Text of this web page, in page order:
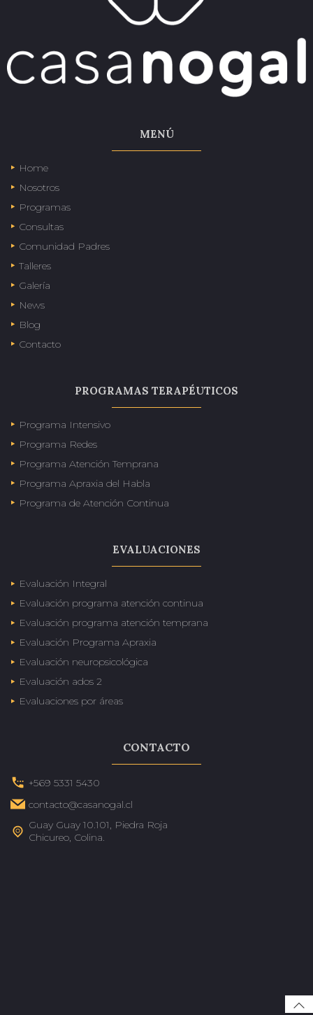
MENÚ
Home
Nosotros
Programas
Consultas
Comunidad Padres
Talleres
Galería
News
Blog
Contacto
PROGRAMAS TERAPÉUTICOS
Programa Intensivo
Programa Redes
Programa Atención Temprana
Programa Apraxia del Habla
Programa de Atención Continua
EVALUACIONES
Evaluación Integral
Evaluación programa atención continua
Evaluación programa atención temprana
Evaluación Programa Apraxia
Evaluación neuropsicológica
Evaluación ados 2
Evaluaciones por áreas
CONTACTO
+569 5331 5430
contacto@casanogal.cl
Guay Guay 10.101, Piedra Roja
Chicureo, Colina.